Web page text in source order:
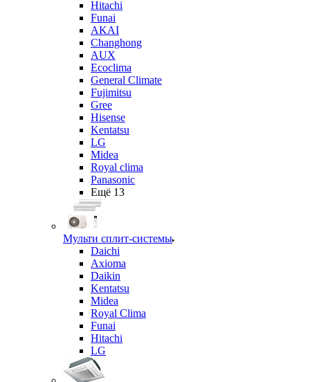
Hitachi
Funai
AKAI
Changhong
AUX
Ecoclima
General Climate
Fujimitsu
Gree
Hisense
Kentatsu
LG
Midea
Royal clima
Panasonic
Ещё 13
Мульти сплит-системы
Daichi
Axioma
Daikin
Kentatsu
Midea
Royal Clima
Funai
Hitachi
LG